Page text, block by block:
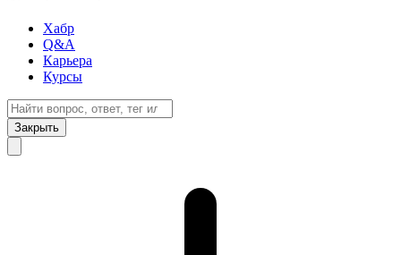
Хабр
Q&A
Карьера
Курсы
Закрыть